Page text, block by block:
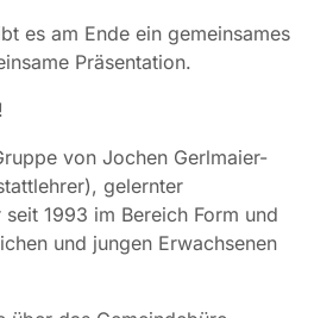
es am Ende ein gemeinsames
Präsentation.
von Jochen Gerlmaier-
gelernter
1993 im Bereich Form und
und jungen Erwachsenen